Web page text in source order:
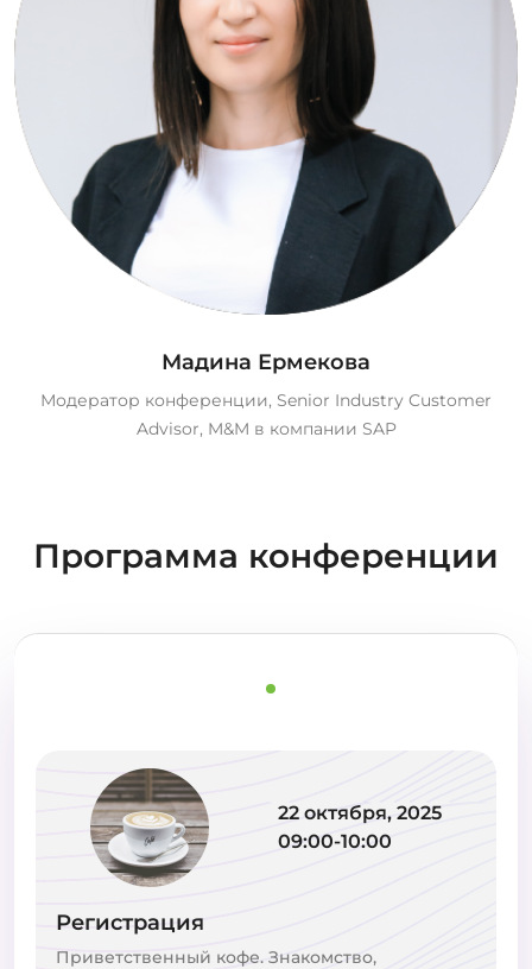
Мадина Ермекова
Модератор конференции, Senior Industry Customer
Advisor, M&M в компании SAP
Программа конференции
22 октября, 2025
09:00-10:00
Регистрация
Приветственный кофе. Знакомство,